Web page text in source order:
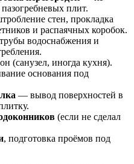
плит.
стен, прокладка
и распаячных коробок.
водоснабжения и
(санузел, иногда кухня).
основания под
— вывод поверхностей в
(если не сделал
, подготовка проёмов под